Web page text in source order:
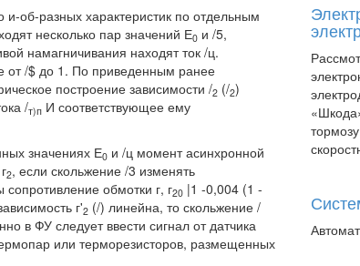
об-разных характеристик по отдельным
несколько пар значений Е0 и /5,
намагничивания находят ток /ц.
от /$ до 1. По приведенным ранее
построение зависимости /2 (/2)
/т)п И соответствующее ему
значениях Е0 и /ц момент асинхронной
2, если скольжение /3 изменять
обмотки г, г20 |1 -0,004 (1 -
г'2 (/) линейна, то скольжение /
в ФУ следует ввести сигнал от датчика
или терморезисторов, размещенных